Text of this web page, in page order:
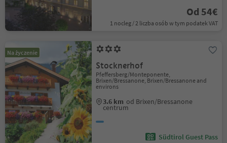
Od 54€
1 nocleg / 2 liczba osób w tym podatek VAT
Na życzenie
Stocknerhof
Pfeffersberg/Monteponente,
Brixen/Bressanone, Brixen/Bressanone and
environs
3.6 km od Brixen/Bressanone
centrum
Südtirol Guest Pass